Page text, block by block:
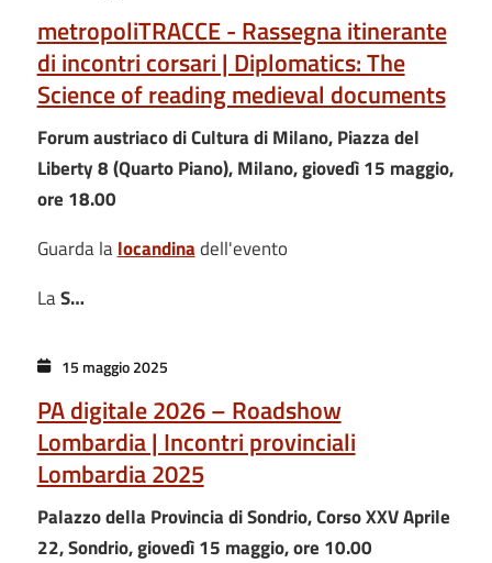
metropoliTRACCE - Rassegna itinerante
di incontri corsari | Diplomatics: The
Science of reading medieval documents
Forum austriaco di Cultura di Milano, Piazza del
Liberty 8 (Quarto Piano), Milano, giovedì 15 maggio,
ore 18.00
Guarda lalocandinadell'evento
LaS…
15 maggio 2025
PA digitale 2026 – Roadshow
Lombardia | Incontri provinciali
Lombardia 2025
Palazzo della Provincia di Sondrio, Corso XXV Aprile
22, Sondrio, giovedì 15 maggio, ore 10.00